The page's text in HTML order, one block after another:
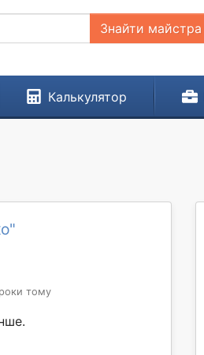
Знайти майстра
Калькулятор
тому